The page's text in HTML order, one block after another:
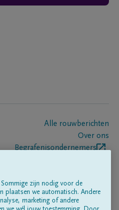
Alle rouwberichten
Over ons
Begrafenisondernemers
zijn nodig voor de
plaatsen we automatisch. Andere
marketing of andere